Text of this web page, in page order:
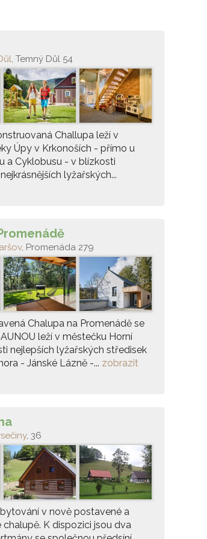
, Temný Důl 54
Challupa leží v
Úpy v Krkonoších - přímo u
a Cyklobusu - v blízkosti
lyžařských...
, Promenáda 279
Chalupa na Promenádě se
leží v městečku Horní
nejlepších lyžařských středisek
- Jánské Lázně -... zobrazit
, 36
v nově postavené a
K dispozici jsou dva